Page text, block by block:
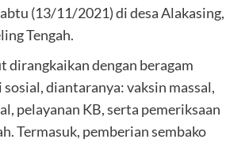
(13/11/2021) di desa Alakasing,
Tengah.
dirangkaikan dengan beragam
diantaranya: vaksin massal,
pelayanan KB, serta pemeriksaan
Termasuk, pemberian sembako